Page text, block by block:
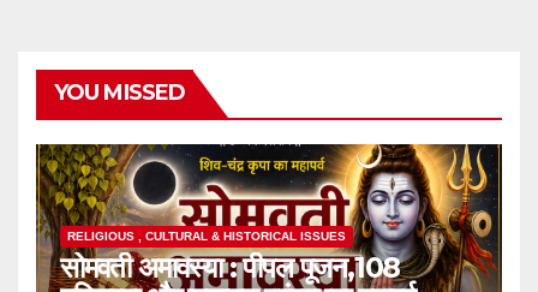
YOU MISSED
RELIGIOUS , CULTURAL & HISTORICAL ISSUES
सोमवती अमावस्या : पीपल पूजन,108